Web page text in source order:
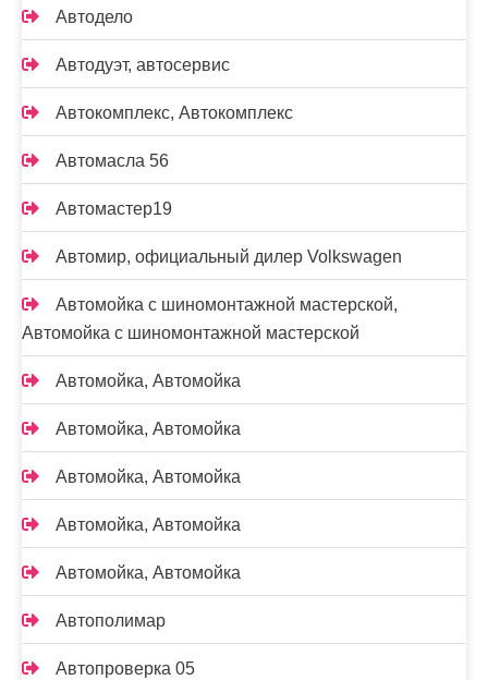
Автодело
Автодуэт, автосервис
Автокомплекс, Автокомплекс
Автомасла 56
Автомастер19
Автомир, официальный дилер Volkswagen
Автомойка с шиномонтажной мастерской,
Автомойка с шиномонтажной мастерской
Автомойка, Автомойка
Автомойка, Автомойка
Автомойка, Автомойка
Автомойка, Автомойка
Автомойка, Автомойка
Автополимар
Автопроверка 05